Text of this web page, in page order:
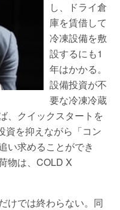
し、ドライ倉
庫を賃借して
冷凍設備を敷
設するにも1
年はかかる。
設備投資が不
要な冷凍冷蔵
、クイックスタートを
資を抑えながら「コン
い求めることができ
物は、COLD X
けでは終わらない。同